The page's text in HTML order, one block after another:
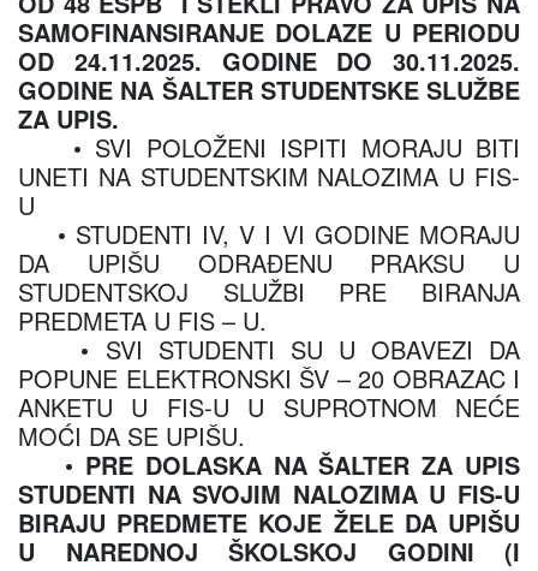
SAMOFINANSIRANJE DOLAZE U PERIODU
OD 24.11.2025. GODINE DO 30.11.2025.
GODINE NA ŠALTER STUDENTSKE SLUŽBE
ZA UPIS.
• SVI POLOŽENI ISPITI MORAJU BITI
UNETI NA STUDENTSKIM NALOZIMA U FIS-
U
• STUDENTI IV, V I VI GODINE MORAJU
DA UPIŠU ODRAĐENU PRAKSU U
STUDENTSKOJ SLUŽBI PRE BIRANJA
PREDMETA U FIS – U.
• SVI STUDENTI SU U OBAVEZI DA
POPUNE ELEKTRONSKI ŠV – 20 OBRAZAC I
ANKETU U FIS-U U SUPROTNOM NEĆE
MOĆI DA SE UPIŠU.
• PRE DOLASKA NA ŠALTER ZA UPIS
STUDENTI NA SVOJIM NALOZIMA U FIS-U
BIRAJU PREDMETE KOJE ŽELE DA UPIŠU
U NAREDNOJ ŠKOLSKOJ GODINI (I